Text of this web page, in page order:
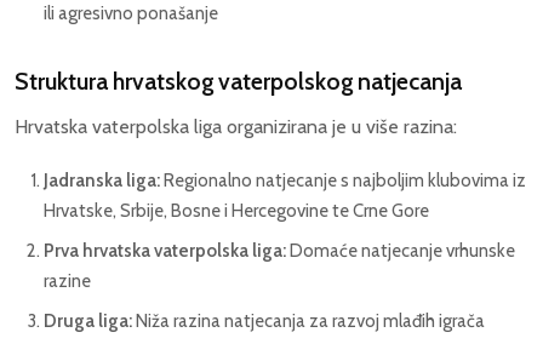
ili agresivno ponašanje
Struktura hrvatskog vaterpolskog natjecanja
Hrvatska vaterpolska liga organizirana je u više razina:
Jadranska liga:Regionalno natjecanje s najboljim klubovima iz
Hrvatske, Srbije, Bosne i Hercegovine te Crne Gore
Prva hrvatska vaterpolska liga:Domaće natjecanje vrhunske
razine
Druga liga:Niža razina natjecanja za razvoj mlađih igrača